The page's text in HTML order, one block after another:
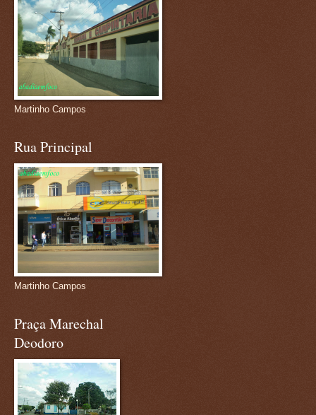
Martinho Campos
Rua Principal
Martinho Campos
Praça Marechal
Deodoro